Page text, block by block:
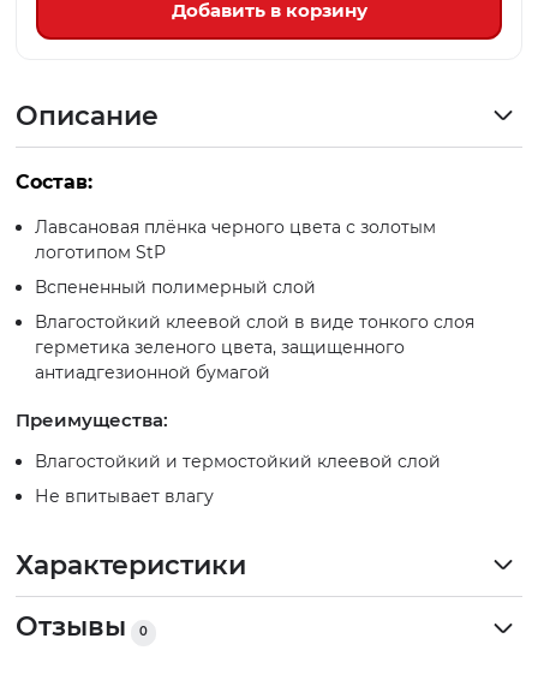
Добавить в корзину
Описание
Состав:
Лавсановая плёнка черного цвета с золотым
логотипом StP
Вспененный полимерный слой
Влагостойкий клеевой слой в виде тонкого слоя
герметика зеленого цвета, защищенного
антиадгезионной бумагой
Преимущества:
Влагостойкий и термостойкий клеевой слой
Не впитывает влагу
Характеристики
Отзывы
0